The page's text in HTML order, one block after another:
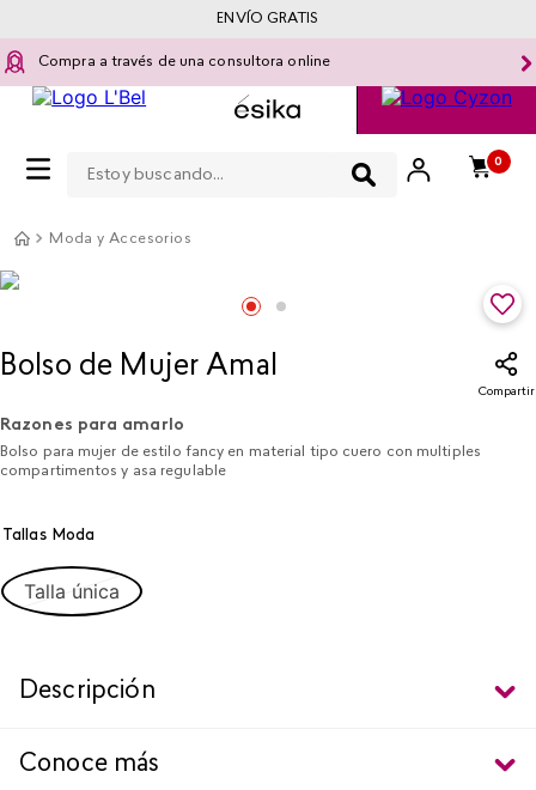
Compra a través de una consultora online
0
ENVÍO GRATIS
Moda y Accesorios
Bolso de Mujer Amal
Compartir
Razones para amarlo
Bolso para mujer de estilo fancy en material tipo cuero con multiples
compartimentos y asa regulable
Tallas Moda
Talla única
Descripción
Conoce más